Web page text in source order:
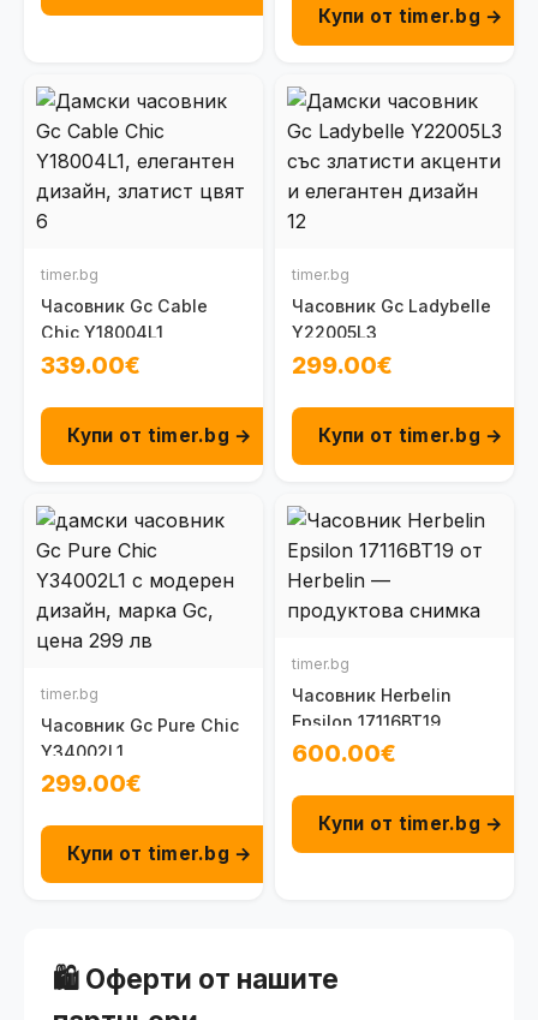
Купи от timer.bg →
timer.bg
Часовник Gc Cable
Chic Y18004L1
339.00€
Купи от timer.bg →
timer.bg
Часовник Gc Ladybelle
Y22005L3
299.00€
Купи от timer.bg →
timer.bg
Часовник Gc Pure Chic
Y34002L1
299.00€
Купи от timer.bg →
timer.bg
Часовник Herbelin
Epsilon 17116BT19
600.00€
Купи от timer.bg →
🛍️ Оферти от нашите